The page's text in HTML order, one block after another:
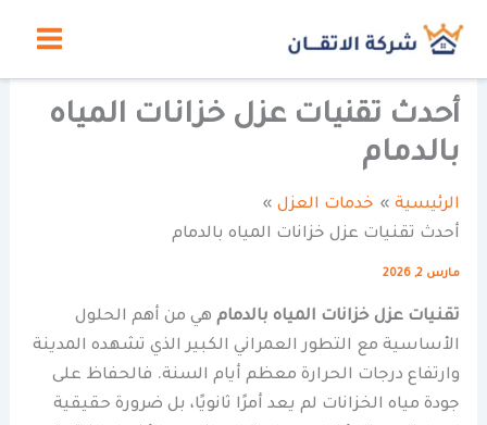
أحدث تقنيات عزل خزانات المياه
بالدمام
الرئيسية
خدمات العزل
أحدث تقنيات عزل خزانات المياه بالدمام
مارس 2, 2026
تقنيات عزل خزانات المياه بالدمام هي من أهم الحلول
الأساسية مع التطور العمراني الكبير الذي تشهده المدينة
وارتفاع درجات الحرارة معظم أيام السنة. فالحفاظ على
جودة مياه الخزانات لم يعد أمرًا ثانويًا، بل ضرورة حقيقية